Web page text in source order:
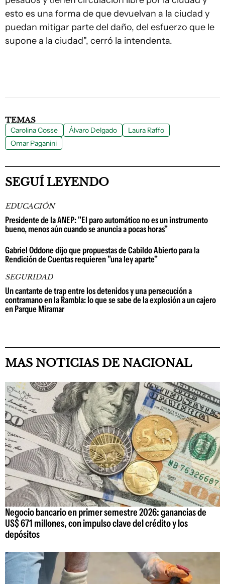
esto es una forma de que devuelvan a la ciudad y
puedan mitigar parte del daño, del esfuerzo que le
supone a la ciudad", cerró la intendenta.
TEMAS
Carolina Cosse Álvaro Delgado
Laura Raffo
Omar Paganini
SEGUÍ LEYENDO
EDUCACIÓN
Presidente de la ANEP: "El paro automático no es un instrumento
bueno, menos aún cuando se anuncia a pocas horas"
Gabriel Oddone dijo que propuestas de Cabildo Abierto para la
Rendición de Cuentas requieren "una ley aparte"
SEGURIDAD
Un cantante de trap entre los detenidos y una persecución a
contramano en la Rambla: lo que se sabe de la explosión a un cajero
en Parque Miramar
MAS NOTICIAS DE NACIONAL
Negocio bancario en primer semestre 2026: ganancias de
US$ 671 millones, con impulso clave del crédito y los
depósitos